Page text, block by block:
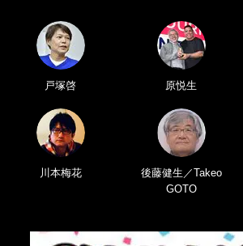
戸塚啓 原悦生
川本梅花
後藤健生／Takeo
GOTO